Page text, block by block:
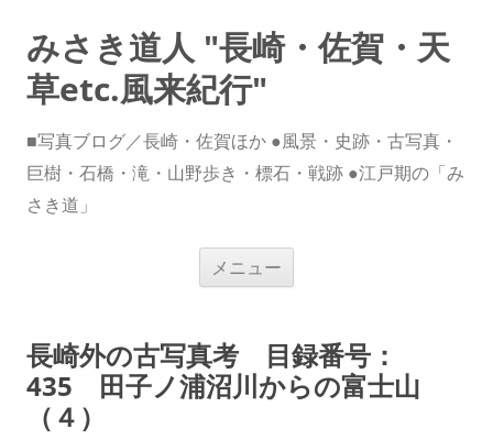
みさき道人 "長崎・佐賀・天
草etc.風来紀行"
■写真ブログ／長崎・佐賀ほか ●風景・史跡・古写真・
巨樹・石橋・滝・山野歩き・標石・戦跡 ●江戸期の「み
さき道」
メニュー
ス
キ
ッ
プ
長崎外の古写真考 目録番号：
435 田子ノ浦沼川からの富士山
（４）